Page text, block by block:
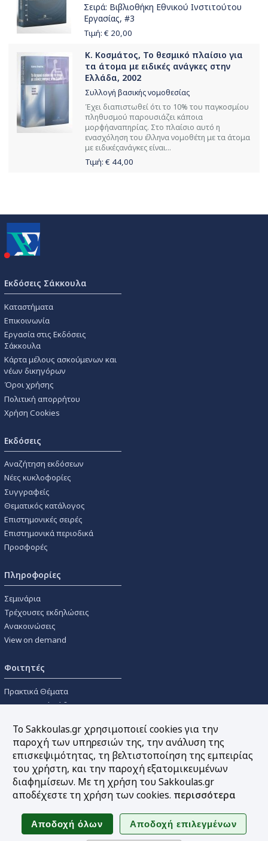
Σειρά: Βιβλιοθήκη Εθνικού Ινστιτούτου
Εργασίας, #3
Τιμή: € 20,00
Κ. Κοσμάτος, Το θεσμικό πλαίσιο για
τα άτομα με ειδικές ανάγκες στην
Ελλάδα, 2002
Συλλογή βασικής νομοθεσίας
Έχει διαπιστωθεί ότι το 10% του παγκοσμίου
πληθυσμού παρουσιάζει κάποια
μoρφήαναπηρίας. Στο πλαίσιο αυτό η
ενασχόληση του έλληνα νομοθέτη με τα άτομα
με ειδικέςανάγκες είναι...
Τιμή: € 44,00
Εκδόσεις Σάκκουλα
Καταστήματα
Επικοινωνία
Εργασία στις Εκδόσεις
Σάκκουλα
Κάρτα μέλους ασκούμενων και
νέων δικηγόρων
Όροι χρήσης
Πολιτική απορρήτου
Χρήση Cookies
Εκδόσεις
Αναζήτηση εκδόσεων
Νέες κυκλοφορίες
Συγγραφείς
Θεματικός κατάλογος
Επιστημονικές σειρές
Επιστημονικά περιοδικά
Προσφορές
Πληροφορίες
Σεμινάρια
Τρέχουσες εκδηλώσεις
Ανακοινώσεις
View on demand
Φοιτητές
Πρακτικά Θέματα
Οικονομικοί Κώδικες
Συγγραμμάτων
Εργαλεία
Online υπολογισμός τόκων
Υπηρεσία Ηλεκτρονικής
Sitemap
Το Sakkoulas.gr χρησιμοποιεί cookies για την
παροχή των υπηρεσιών της, την ανάλυση της
επισκεψιμότητας, τη βελτιστοποίηση της εμπειρίας
του χρήστη, και την παροχή εξατομικευμένων
διαφημίσεων. Με τη χρήση του Sakkoulas.gr
αποδέχεστε τη χρήση των cookies. περισσότερα